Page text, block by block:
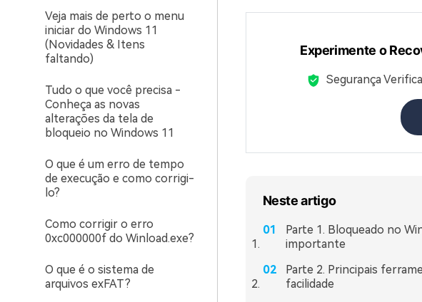
Veja mais de perto o menu
iniciar do Windows 11
(Novidades & Itens
faltando)
Tudo o que você precisa -
Conheça as novas
alterações da tela de
bloqueio no Windows 11
O que é um erro de tempo
de execução e como corrigi-
lo?
Como corrigir o erro
0xc000000f do Winload.exe?
O que é o sistema de
arquivos exFAT?
Experimente o
Segurança
Neste artigo
Parte 1. Bloqueado no
importante
Parte 2. Principais
facilidade